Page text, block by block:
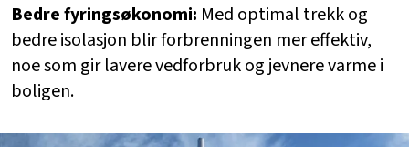
Bedre fyringsøkonomi: Med optimal trekk og
bedre isolasjon blir forbrenningen mer effektiv,
noe som gir lavere vedforbruk og jevnere varme i
boligen.